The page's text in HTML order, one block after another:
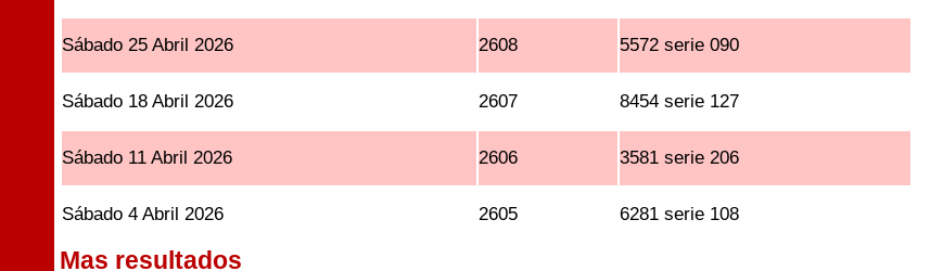
Sábado 25 Abril 2026 2608 5572 serie 090
Sábado 18 Abril 2026 2607 8454 serie 127
Sábado 11 Abril 2026 2606 3581 serie 206
Sábado 4 Abril 2026 2605 6281 serie 108
Mas resultados